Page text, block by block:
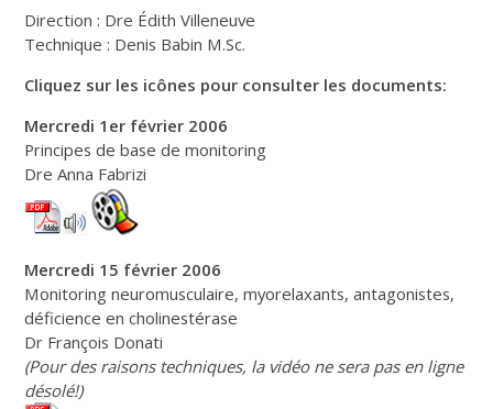
Direction : Dre Édith Villeneuve
Technique : Denis Babin M.Sc.
Cliquez sur les icônes pour consulter les documents:
Mercredi 1er février 2006
Principes de base de monitoring
Dre Anna Fabrizi
Mercredi 15 février 2006
Monitoring neuromusculaire, myorelaxants, antagonistes,
déficience en cholinestérase
Dr François Donati
(Pour des raisons techniques, la vidéo ne sera pas en ligne
désolé!)